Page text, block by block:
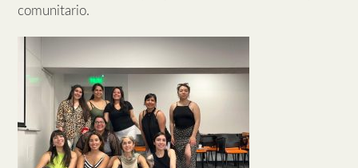
comunitario.